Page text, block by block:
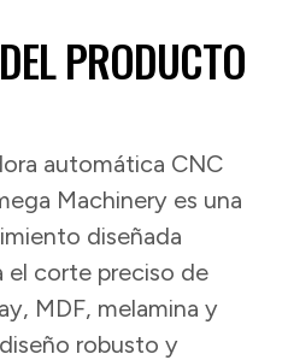
PRODUCTO
automática CNC
Machinery es una
diseñada
el corte preciso de
MDF, melamina y
robusto y